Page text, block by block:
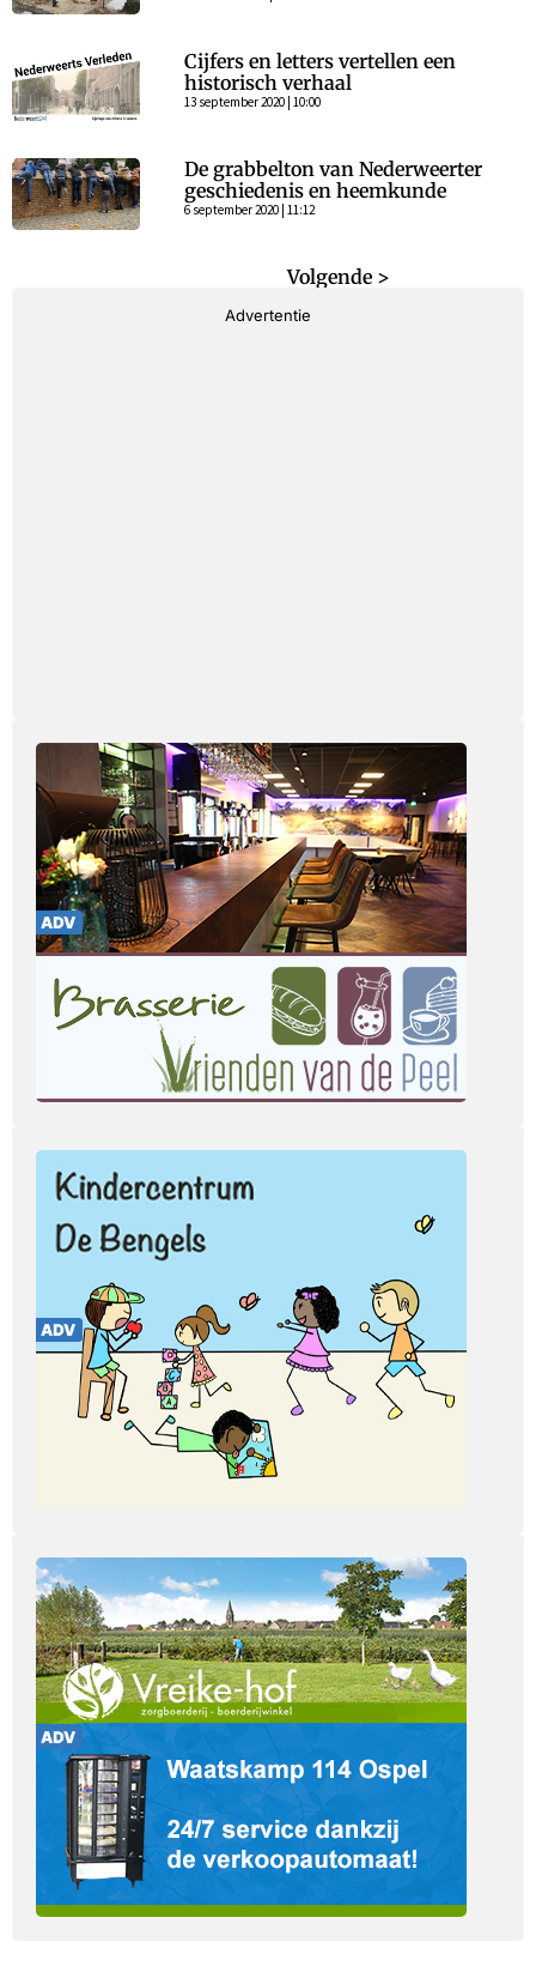
Cijfers en letters vertellen een
historisch verhaal
13 september 2020 | 10:00
De grabbelton van Nederweerter
geschiedenis en heemkunde
6 september 2020 | 11:12
Volgende >
Advertentie